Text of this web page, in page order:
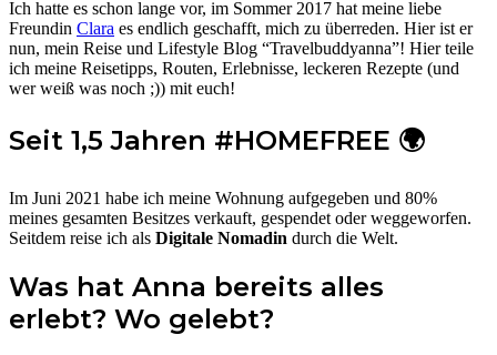
Ich hatte es schon lange vor, im Sommer 2017 hat meine liebe
Freundin Clara es endlich geschafft, mich zu überreden. Hier ist er
nun, mein Reise und Lifestyle Blog “Travelbuddyanna”! Hier teile
ich meine Reisetipps, Routen, Erlebnisse, leckeren Rezepte (und
wer weiß was noch ;)) mit euch!
Seit 1,5 Jahren #HOMEFREE 🌍
Im Juni 2021 habe ich meine Wohnung aufgegeben und 80%
meines gesamten Besitzes verkauft, gespendet oder weggeworfen.
Seitdem reise ich als Digitale Nomadin durch die Welt.
Was hat Anna bereits alles
erlebt? Wo gelebt?